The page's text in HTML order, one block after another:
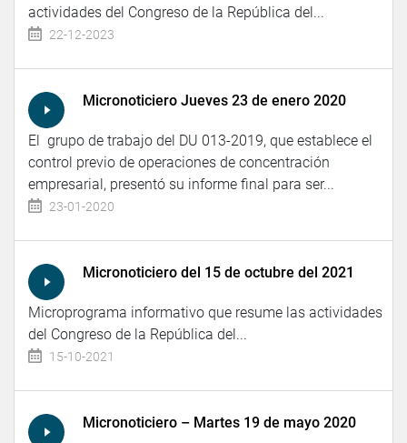
actividades del Congreso de la República del...
22-12-2023
Micronoticiero Jueves 23 de enero 2020
El grupo de trabajo del DU 013-2019, que establece el
control previo de operaciones de concentración
empresarial, presentó su informe final para ser...
23-01-2020
Micronoticiero del 15 de octubre del 2021
Microprograma informativo que resume las actividades
del Congreso de la República del...
15-10-2021
Micronoticiero – Martes 19 de mayo 2020